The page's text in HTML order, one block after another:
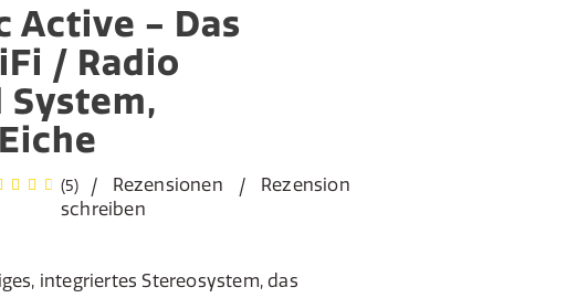
Active - Das
/ Radio
System,
(5) Rezensionen
Rezension
schreiben
integriertes Stereosystem, das